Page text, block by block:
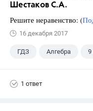
Шестаков С.А.
Решите неравенство: (
16 декабря 2017
ГДЗ Алгебра 9
1 ответ